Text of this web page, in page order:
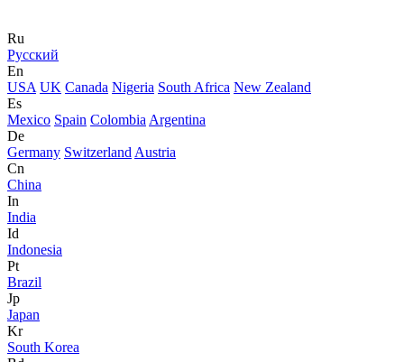
Ru
Русский
En
USA UK Canada Nigeria South Africa New Zealand
Es
Mexico Spain Colombia Argentina
De
Germany Switzerland Austria
Cn
China
In
India
Id
Indonesia
Pt
Brazil
Jp
Japan
Kr
South Korea